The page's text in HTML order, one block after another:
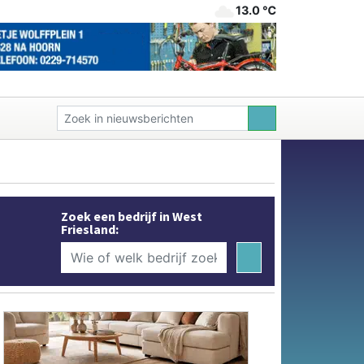
13.0 ℃
Zoek een bedrijf in West
Friesland: